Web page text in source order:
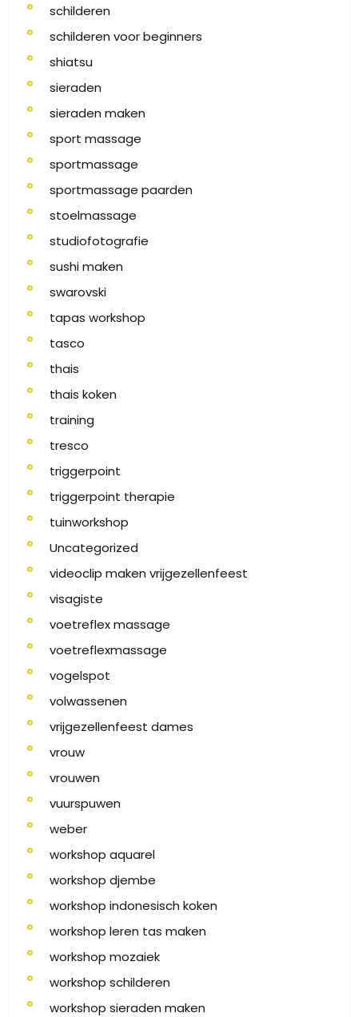
schilderen
schilderen voor beginners
shiatsu
sieraden
sieraden maken
sport massage
sportmassage
sportmassage paarden
stoelmassage
studiofotografie
sushi maken
swarovski
tapas workshop
tasco
thais
thais koken
training
tresco
triggerpoint
triggerpoint therapie
tuinworkshop
Uncategorized
videoclip maken vrijgezellenfeest
visagiste
voetreflex massage
voetreflexmassage
vogelspot
volwassenen
vrijgezellenfeest dames
vrouw
vrouwen
vuurspuwen
weber
workshop aquarel
workshop djembe
workshop indonesisch koken
workshop leren tas maken
workshop mozaiek
workshop schilderen
workshop sieraden maken